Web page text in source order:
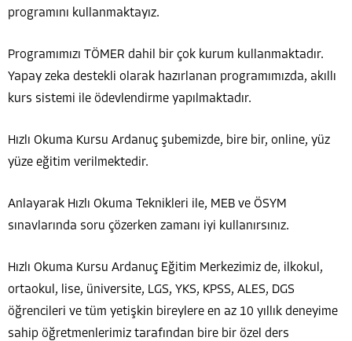
programını kullanmaktayız.
Programımızı TÖMER dahil bir çok kurum kullanmaktadır.
Yapay zeka destekli olarak hazırlanan programımızda, akıllı
kurs sistemi ile ödevlendirme yapılmaktadır.
Hızlı Okuma Kursu Ardanuç şubemizde, bire bir, online, yüz
yüze eğitim verilmektedir.
Anlayarak Hızlı Okuma Teknikleri ile, MEB ve ÖSYM
sınavlarında soru çözerken zamanı iyi kullanırsınız.
Hızlı Okuma Kursu Ardanuç Eğitim Merkezimiz de, ilkokul,
ortaokul, lise, üniversite, LGS, YKS, KPSS, ALES, DGS
öğrencileri ve tüm yetişkin bireylere en az 10 yıllık deneyime
sahip öğretmenlerimiz tarafından bire bir özel ders